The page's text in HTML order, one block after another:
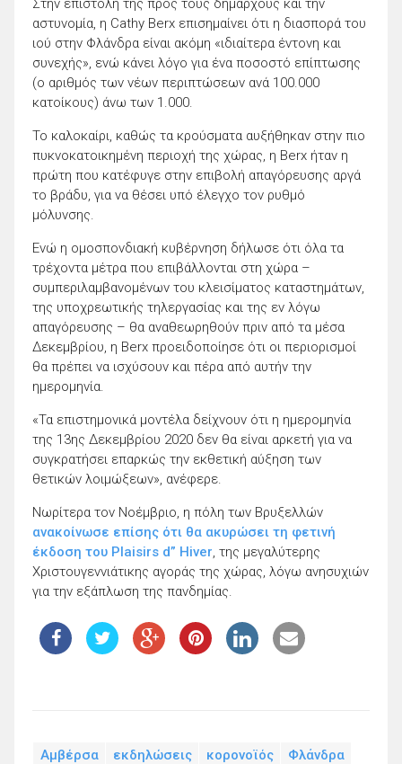
Στην επιστολή της προς τους δημάρχους και την
αστυνομία, η Cathy Berx επισημαίνει ότι η διασπορά του
ιού στην Φλάνδρα είναι ακόμη «ιδιαίτερα έντονη και
συνεχής», ενώ κάνει λόγο για ένα ποσοστό επίπτωσης
(ο αριθμός των νέων περιπτώσεων ανά 100.000
κατοίκους) άνω των 1.000.
Το καλοκαίρι, καθώς τα κρούσματα αυξήθηκαν στην πιο
πυκνοκατοικημένη περιοχή της χώρας, η Berx ήταν η
πρώτη που κατέφυγε στην επιβολή απαγόρευσης αργά
το βράδυ, για να θέσει υπό έλεγχο τον ρυθμό
μόλυνσης.
Ενώ η ομοσπονδιακή κυβέρνηση δήλωσε ότι όλα τα
τρέχοντα μέτρα που επιβάλλονται στη χώρα –
συμπεριλαμβανομένων του κλεισίματος καταστημάτων,
της υποχρεωτικής τηλεργασίας και της εν λόγω
απαγόρευσης – θα αναθεωρηθούν πριν από τα μέσα
Δεκεμβρίου, η Berx προειδοποίησε ότι οι περιορισμοί
θα πρέπει να ισχύσουν και πέρα ​​από αυτήν την
ημερομηνία.
«Τα επιστημονικά μοντέλα δείχνουν ότι η ημερομηνία
της 13ης Δεκεμβρίου 2020 δεν θα είναι αρκετή για να
συγκρατήσει επαρκώς την εκθετική αύξηση των
θετικών λοιμώξεων», ανέφερε.
Νωρίτερα τον Νοέμβριο, η πόλη των Βρυξελλών
ανακοίνωσε επίσης ότι θα ακυρώσει τη φετινή
έκδοση του Plaisirs d” Hiver, της μεγαλύτερης
Χριστουγεννιάτικης αγοράς της χώρας, λόγω ανησυχιών
για την εξάπλωση της πανδημίας.
Αμβέρσα εκδηλώσεις κορονοϊός
Φλάνδρα